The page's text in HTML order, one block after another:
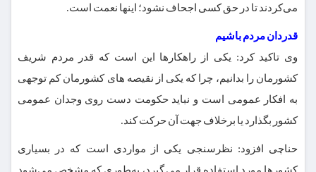
می‌کردند تا در حق کسی اجحاف نشود؛ اینها نعمت است.
قدردان مردم باشیم
وی تاکید کرد: یکی از راهکارها این است که قدر مردم شریف
کشورمان را بدانیم، چرا که یکی از نقیصه های کشورمان کم توجهی
به افکار عمومی است و نباید حکومت دست روی وجدان عمومی
کشور بگذارد یا برخلاف جهت آن حرکت کند.
حناچی افزود: نظرسنجی یکی از مواردی است که در بسیاری
کشورها مورد استفاده قرار می گیرد، به‌طوری که مشخص می‌شود